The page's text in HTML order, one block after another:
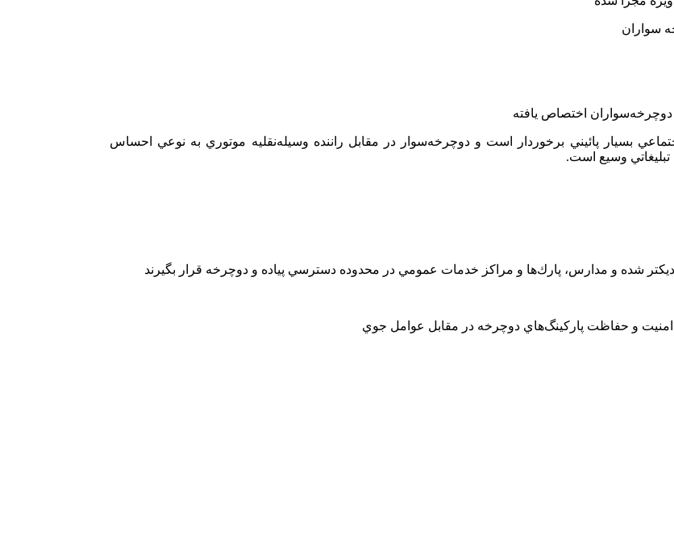
سواران
اختصاص يافته
بسيار پائيني برخوردار است و دوچرخه‌سوار در مقابل راننده وسيله‌نقليه موتوري به نوعي احساس
وسيع است.
شده و مدارس، پارك‌ها و مراكز خدمات عمومي در محدوده دسترسي پياده و دوچرخه قرار بگيرند
امنيت و حفاظت پاركينگ‌هاي دوچرخه در مقابل عوامل جوي